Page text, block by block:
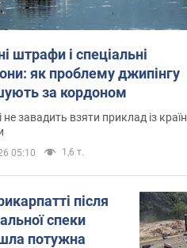
штрафи і спеціальні
як проблему джипінгу
за кордоном
не завадить взяти приклад із країн
05:10 1,6 т.
після
спеки
потужна